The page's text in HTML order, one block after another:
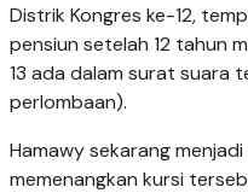
Distrik Kongres ke-12,
pensiun setelah 12 tahun
13 ada dalam surat suara
perlombaan).
Hamawy sekarang
memenangkan kursi